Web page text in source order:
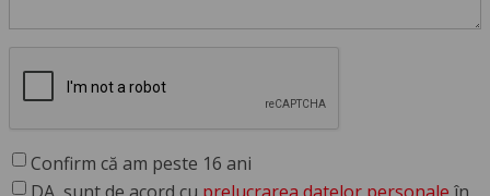
Confirm că am peste 16 ani